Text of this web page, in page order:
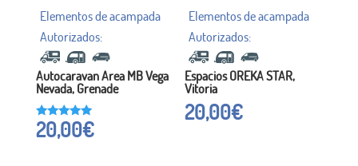
Autocaravan Area MB Vega
Nevada, Grenade
Noté à
5h00
20,00€
Espacios OREKA STAR,
Vitoria
20,00€